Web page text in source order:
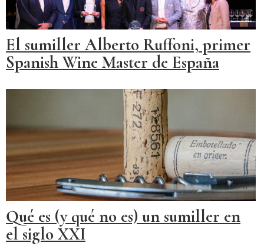
El sumiller Alberto Ruffoni, primer
Spanish Wine Master de España
Qué es (y qué no es) un sumiller en
el siglo XXI